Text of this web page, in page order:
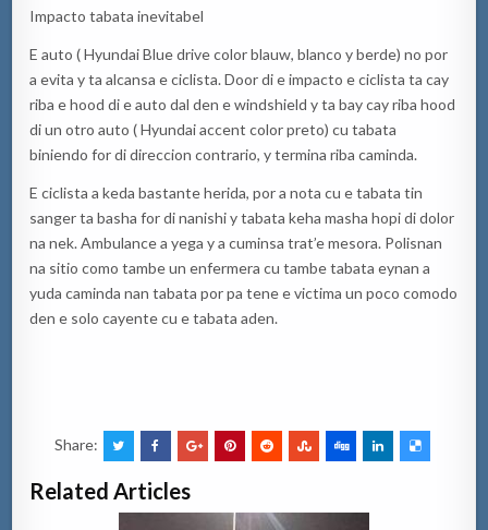
Impacto tabata inevitabel
E auto ( Hyundai Blue drive color blauw, blanco y berde) no por
a evita y ta alcansa e ciclista. Door di e impacto e ciclista ta cay
riba e hood di e auto dal den e windshield y ta bay cay riba hood
di un otro auto ( Hyundai accent color preto) cu tabata
biniendo for di direccion contrario, y termina riba caminda.
E ciclista a keda bastante herida, por a nota cu e tabata tin
sanger ta basha for di nanishi y tabata keha masha hopi di dolor
na nek. Ambulance a yega y a cuminsa trat’e mesora. Polisnan
na sitio como tambe un enfermera cu tambe tabata eynan a
yuda caminda nan tabata por pa tene e victima un poco comodo
den e solo cayente cu e tabata aden.
Share:
Related Articles